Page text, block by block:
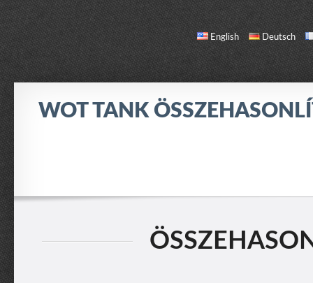
English Deutsch
WOT TANK